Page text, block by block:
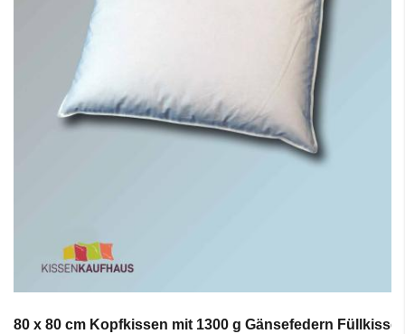
80 x 80 cm Kopfkissen mit 1300 g Gänsefedern